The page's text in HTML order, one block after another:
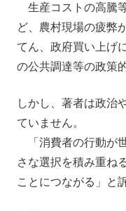
生産コストの高騰
ど、農村現場の疲弊
てん、政府買い上げ
の公共調達等の政策
しかし、著者は政治
ていません。
「消費者の行動が
さな選択を積み重ね
ことにつながる」と